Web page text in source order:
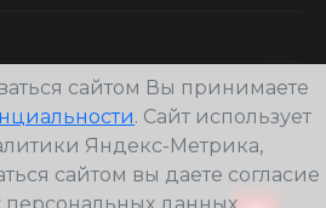
сайтом Вы принимаете
. Сайт использует
Яндекс-Метрика,
сайтом вы даете согласие